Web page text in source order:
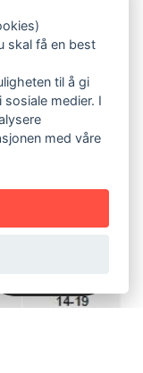
skal få en best
til å gi
medier. I
med våre